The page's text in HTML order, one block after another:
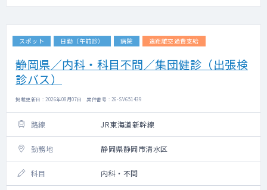
スポット 日勤（午前診） 病院 遠距離交通費支給
静岡県／内科・科目不問／集団健診（出張検
診バス）
掲載更新日 : 2026年08月07日 案件番号 : 26-SV651439
路線 JR東海道新幹線
勤務地 静岡県静岡市清水区
科目 内科・不問